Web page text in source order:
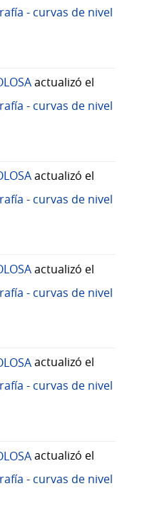
- curvas de nivel
actualizó el
- curvas de nivel
actualizó el
- curvas de nivel
actualizó el
- curvas de nivel
actualizó el
- curvas de nivel
actualizó el
- curvas de nivel